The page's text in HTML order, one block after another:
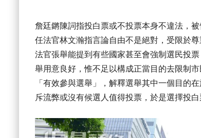
詹廷鏘陳詞指投白票或不投票本身不違法，
任法官林文瀚指言論自由不是絕對，受限於
法官張舉能提到有些國家甚至會強制選民投
舉用意良好，惟不足以構成正當目的去限制
「有效參與選舉」，解釋選舉其中一個目的
斥流弊或沒有候選人值得投票，於是選擇投